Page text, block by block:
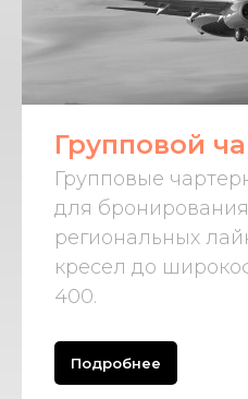
Групповой
Групповые
для
региональных
кресел до
400.
Подробнее